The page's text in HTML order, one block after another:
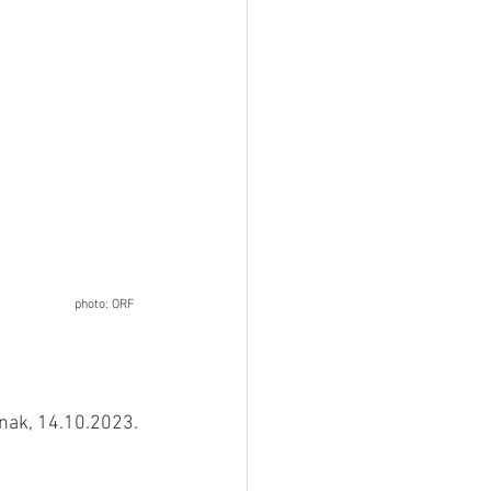
photo: ORF
14.10.2023.